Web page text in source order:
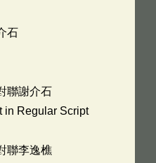
石
聯謝介石
in Regular Script
聯李逸樵